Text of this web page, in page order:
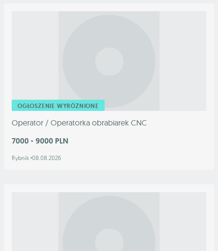
OGŁOSZENIE WYRÓŻNIONE
Operator / Operatorka obrabiarek CNC
7000 - 9000 PLN
Rybnik 08.08.2026